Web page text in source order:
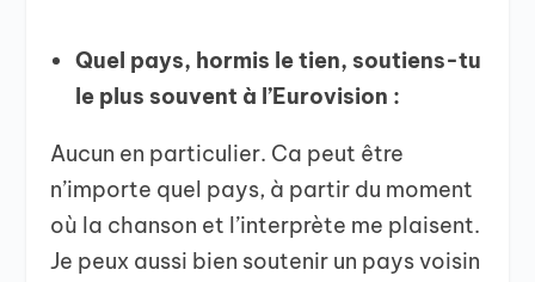
Quel pays, hormis le tien, soutiens-tu
le plus souvent à l’Eurovision :
Aucun en particulier. Ca peut être
n’importe quel pays, à partir du moment
où la chanson et l’interprète me plaisent.
Je peux aussi bien soutenir un pays voisin